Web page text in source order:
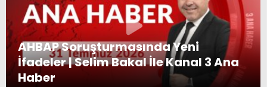
AHBAP Soruşturmasında Yeni
İfadeler | Selim Bakal İle Kanal 3 Ana
Haber